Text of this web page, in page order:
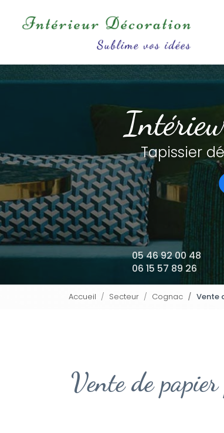
contenu
Tapissier
05 46 92 00 48
06 15 57 89 26
Accueil Secteur Cognac Vente
Vente de